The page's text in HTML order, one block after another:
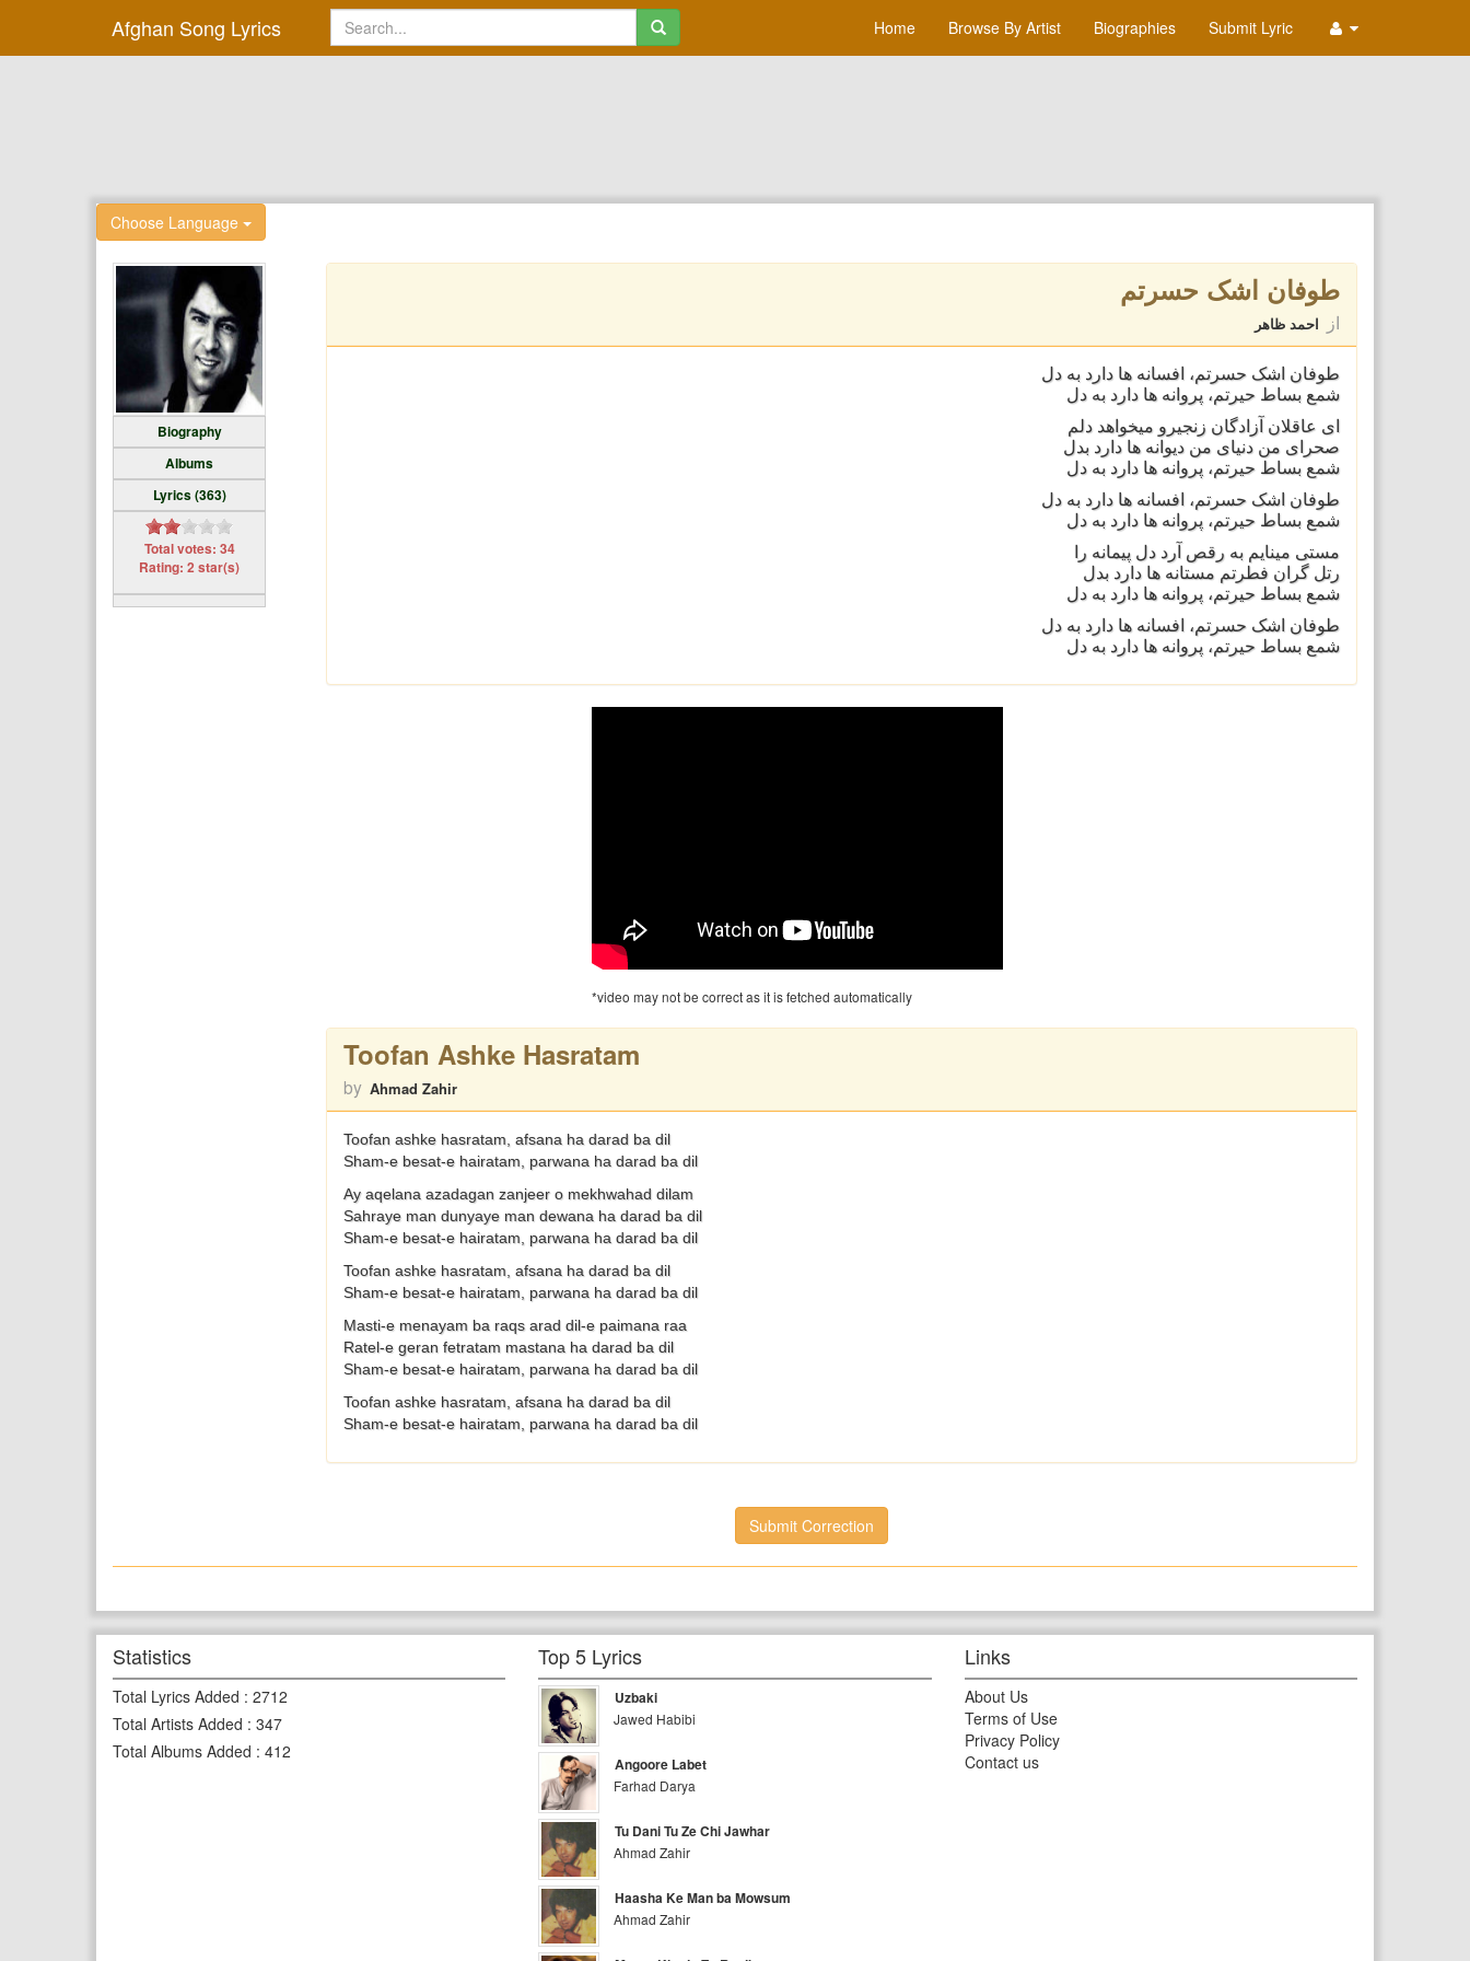
Afghan Song Lyrics Home Browse By Artist Biographies Submit Lyric
Choose Language
Biography
Albums
Lyrics (363)
Total votes: 34
Rating: 2 star(s)
طوفان اشک حسرتم
از احمد ظاهر
طوفان اشک حسرتم، افسانه ها دارد به دل
شمع بساط حیرتم، پروانه ها دارد به دل
ای عاقلان آزادگان زنجیرو میخواهد دلم
صحرای من دنیای من دیوانه ها دارد بدل
شمع بساط حیرتم، پروانه ها دارد به دل
طوفان اشک حسرتم، افسانه ها دارد به دل
شمع بساط حیرتم، پروانه ها دارد به دل
مستی مینایم به رقص آرد دل پیمانه را
رتل گران فطرتم مستانه ها دارد بدل
شمع بساط حیرتم، پروانه ها دارد به دل
طوفان اشک حسرتم، افسانه ها دارد به دل
شمع بساط حیرتم، پروانه ها دارد به دل
*video may not be correct as it is fetched automatically
Toofan Ashke Hasratam
by Ahmad Zahir
Toofan ashke hasratam, afsana ha darad ba dil
Sham-e besat-e hairatam, parwana ha darad ba dil
Ay aqelana azadagan zanjeer o mekhwahad dilam
Sahraye man dunyaye man dewana ha darad ba dil
Sham-e besat-e hairatam, parwana ha darad ba dil
Toofan ashke hasratam, afsana ha darad ba dil
Sham-e besat-e hairatam, parwana ha darad ba dil
Masti-e menayam ba raqs arad dil-e paimana raa
Ratel-e geran fetratam mastana ha darad ba dil
Sham-e besat-e hairatam, parwana ha darad ba dil
Toofan ashke hasratam, afsana ha darad ba dil
Sham-e besat-e hairatam, parwana ha darad ba dil
Submit Correction
Statistics
Total Lyrics Added : 2712
Total Artists Added : 347
Total Albums Added : 412
Top 5 Lyrics
Uzbaki
Jawed Habibi
Angoore Labet
Farhad Darya
Tu Dani Tu Ze Chi Jawhar
Ahmad Zahir
Haasha Ke Man ba Mowsum
Ahmad Zahir
Links
About Us
Terms of Use
Privacy Policy
Contact us